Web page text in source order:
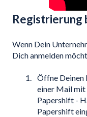
Registrierung
Wenn Dein
Dich anmelden
Öffne Deinen
einer Mail mit
Papershift -
Papershift